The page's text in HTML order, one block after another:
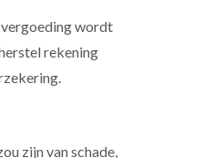
vergoeding wordt
rekening
zijn van schade,